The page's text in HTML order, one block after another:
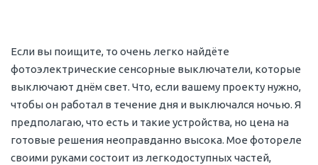
Если вы поищите, то очень легко найдёте
фотоэлектрические сенсорные выключатели, которые
выключают днём свет. Что, если вашему проекту нужно,
чтобы он работал в течение дня и выключался ночью. Я
предполагаю, что есть и такие устройства, но цена на
готовые решения неоправданно высока. Мое фотореле
своими руками состоит из легкодоступных частей,